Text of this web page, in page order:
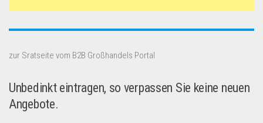
zur Sratseite vom B2B Großhandels Portal
Unbedinkt eintragen, so verpassen Sie keine neuen
Angebote.